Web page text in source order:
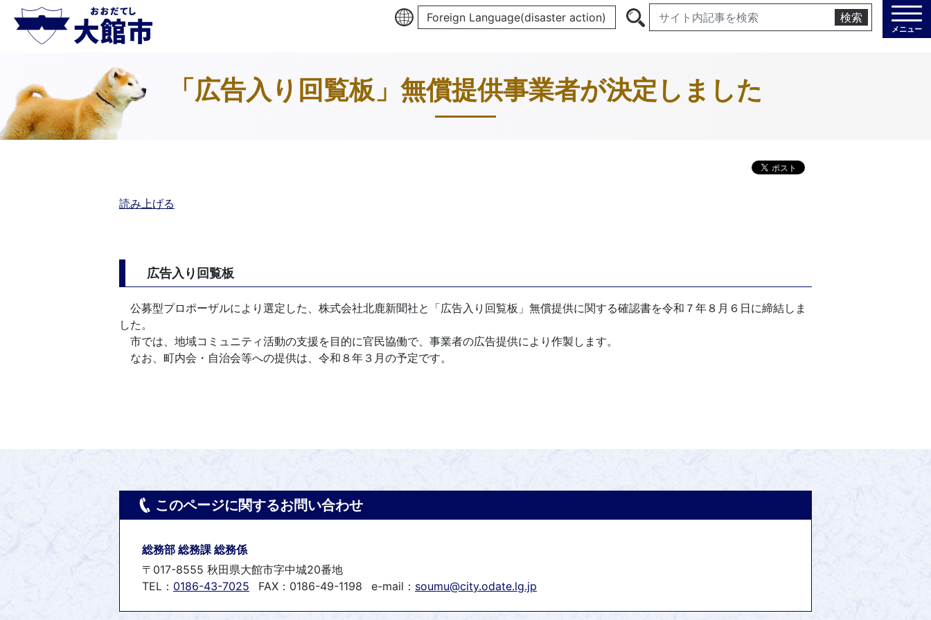
Foreign Language(disaster action) 検索
メニュー
「広告入り回覧板」無償提供事業者が決定しました
読み上げる
広告入り回覧板
公募型プロポーザルにより選定した、株式会社北鹿新聞社と「広告入り回覧板」無償提供に関する確認書を令和７年８月６日に締結しま
した。
市では、地域コミュニティ活動の支援を目的に官民協働で、事業者の広告提供により作製します。
なお、町内会・自治会等への提供は、令和８年３月の予定です。
このページに関するお問い合わせ
総務部 総務課 総務係
〒017-8555 秋田県大館市字中城20番地
TEL： 0186-43-7025 FAX：0186-49-1198 e-mail： soumu@city.odate.lg.jp